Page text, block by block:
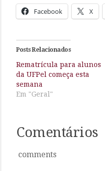
Facebook X
Posts Relacionados
Rematrícula para alunos
da UFPel começa esta
semana
Em "Geral"
Comentários
comments